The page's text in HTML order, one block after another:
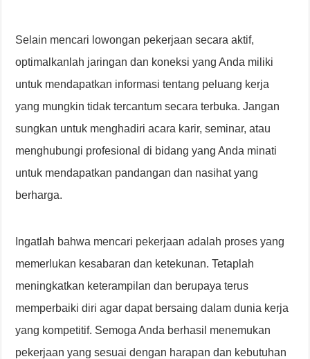
Selain mencari lowongan pekerjaan secara aktif,
optimalkanlah jaringan dan koneksi yang Anda miliki
untuk mendapatkan informasi tentang peluang kerja
yang mungkin tidak tercantum secara terbuka. Jangan
sungkan untuk menghadiri acara karir, seminar, atau
menghubungi profesional di bidang yang Anda minati
untuk mendapatkan pandangan dan nasihat yang
berharga.
Ingatlah bahwa mencari pekerjaan adalah proses yang
memerlukan kesabaran dan ketekunan. Tetaplah
meningkatkan keterampilan dan berupaya terus
memperbaiki diri agar dapat bersaing dalam dunia kerja
yang kompetitif. Semoga Anda berhasil menemukan
pekerjaan yang sesuai dengan harapan dan kebutuhan